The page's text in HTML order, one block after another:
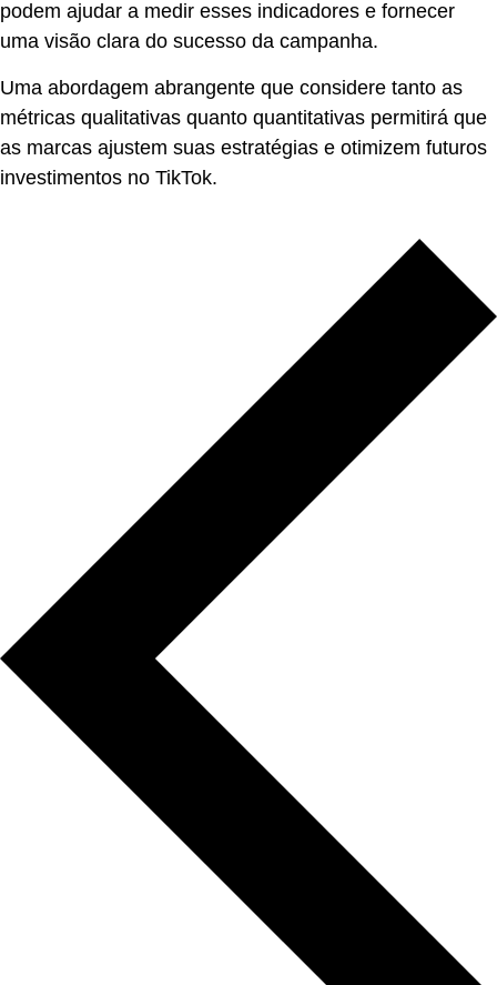
podem ajudar a medir esses indicadores e fornecer
uma visão clara do sucesso da campanha.
Uma abordagem abrangente que considere tanto as
métricas qualitativas quanto quantitativas permitirá que
as marcas ajustem suas estratégias e otimizem futuros
investimentos no TikTok.